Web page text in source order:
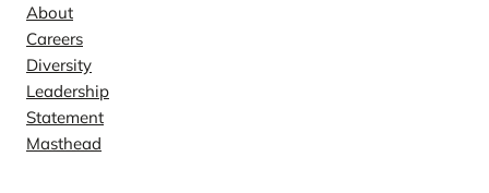
About
Careers
Diversity
Leadership
Statement
Masthead